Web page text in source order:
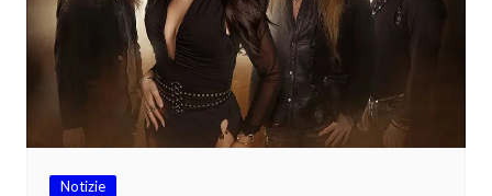
Notizie